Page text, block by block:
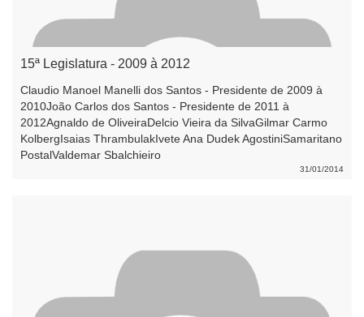
15ª Legislatura - 2009 à 2012
Claudio Manoel Manelli dos Santos - Presidente de 2009 à
2010João Carlos dos Santos - Presidente de 2011 à
2012Agnaldo de OliveiraDelcio Vieira da SilvaGilmar Carmo
KolbergIsaias ThrambulakIvete Ana Dudek AgostiniSamaritano
PostalValdemar Sbalchieiro
31/01/2014